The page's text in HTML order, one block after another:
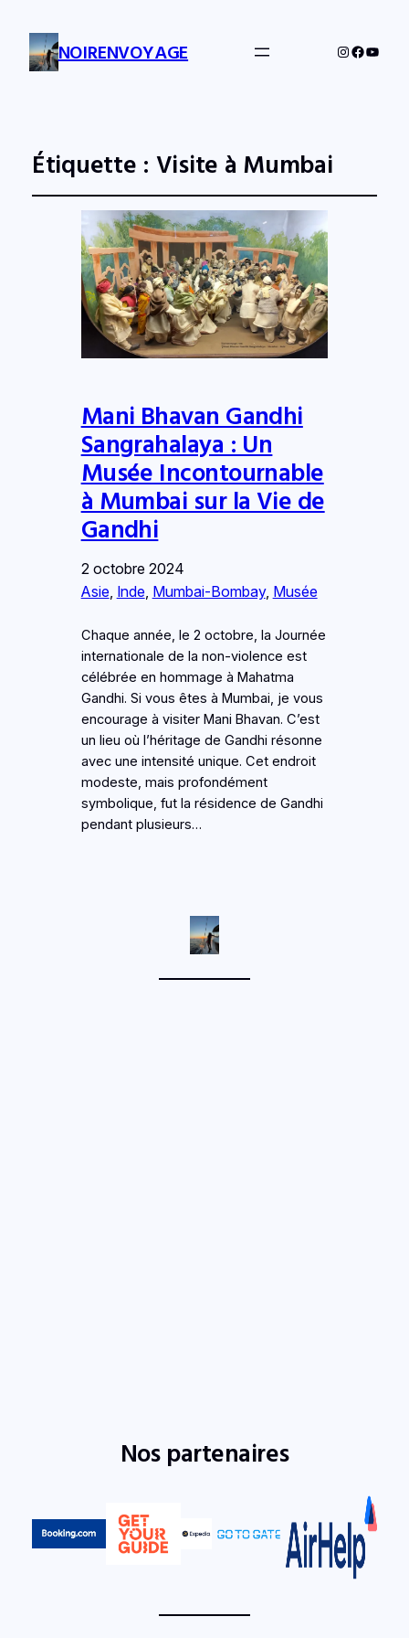
NOIRENVOYAGE Instagram
Étiquette : Visite à Mumbai
Mani Bhavan Gandhi
Sangrahalaya : Un
Musée Incontournable
à Mumbai sur la Vie de
Gandhi
2 octobre 2024
Asie, Inde, Mumbai-Bombay, Musée
Chaque année, le 2 octobre, la Journée
internationale de la non-violence est
célébrée en hommage à Mahatma
Gandhi. Si vous êtes à Mumbai, je vous
encourage à visiter Mani Bhavan. C’est
un lieu où l’héritage de Gandhi résonne
avec une intensité unique. Cet endroit
modeste, mais profondément
symbolique, fut la résidence de Gandhi
pendant plusieurs…
Nos partenaires